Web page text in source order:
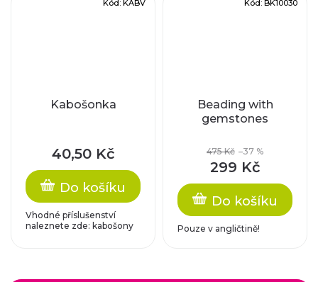
Kabošonka
40,50 Kč
Do košíku
Vhodné příslušenství
naleznete zde: kabošony
Kód: KABV
Beading with
gemstones
475 Kč –37 %
299 Kč
Do košíku
Pouze v angličtině!
Kód: BK10030